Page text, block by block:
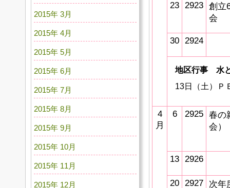
23 2923 創立
会
30 2924
地区行事 水
13日（土）Ｐ
4
月
6 2925 春の
会）
13 2926
20 2927 次年
2015年 3月
2015年 4月
2015年 5月
2015年 6月
2015年 7月
2015年 8月
2015年 9月
2015年 10月
2015年 11月
2015年 12月